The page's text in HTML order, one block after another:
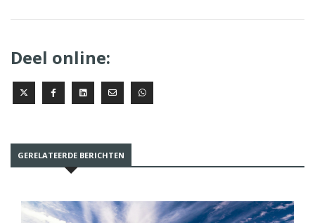
Deel online:
GERELATEERDE BERICHTEN